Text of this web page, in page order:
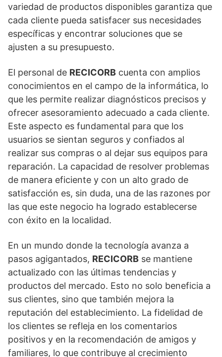
variedad de productos disponibles garantiza que
cada cliente pueda satisfacer sus necesidades
específicas y encontrar soluciones que se
ajusten a su presupuesto.
El personal de RECICORB cuenta con amplios
conocimientos en el campo de la informática, lo
que les permite realizar diagnósticos precisos y
ofrecer asesoramiento adecuado a cada cliente.
Este aspecto es fundamental para que los
usuarios se sientan seguros y confiados al
realizar sus compras o al dejar sus equipos para
reparación. La capacidad de resolver problemas
de manera eficiente y con un alto grado de
satisfacción es, sin duda, una de las razones por
las que este negocio ha logrado establecerse
con éxito en la localidad.
En un mundo donde la tecnología avanza a
pasos agigantados, RECICORB se mantiene
actualizado con las últimas tendencias y
productos del mercado. Esto no solo beneficia a
sus clientes, sino que también mejora la
reputación del establecimiento. La fidelidad de
los clientes se refleja en los comentarios
positivos y en la recomendación de amigos y
familiares, lo que contribuye al crecimiento